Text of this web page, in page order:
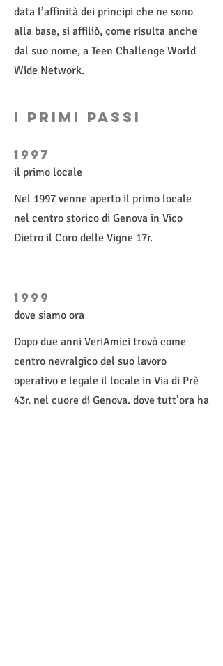
data l’affinità dei principi che ne sono
alla base, si affiliò, come risulta anche
dal suo nome, a Teen Challenge World
Wide Network.
i primi passi
1997
il primo locale
Nel 1997 venne aperto il primo locale
nel centro storico di Genova in Vico
Dietro il Coro delle Vigne 17r.
1999
dove siamo ora
Dopo due anni VeriAmici trovò come
centro nevralgico del suo lavoro
operativo e legale il locale in Via di Prè
43r, nel cuore di Genova, dove tutt’ora ha